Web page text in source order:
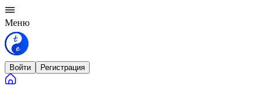
Меню
Войти Регистрация